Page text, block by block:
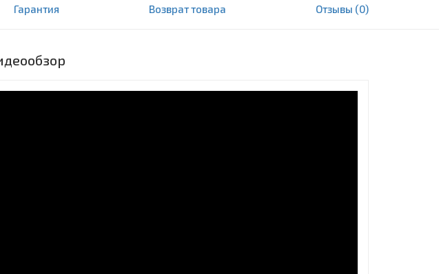
18 060 000 сум В корзину
Гарантия Возврат товара Отзывы (0)